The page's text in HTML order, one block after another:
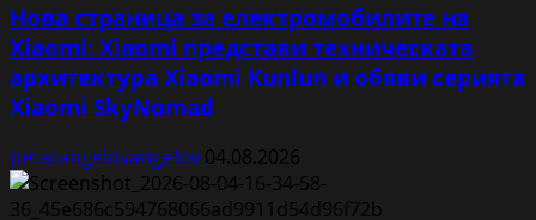
Нова страница за електромобилите на
Xiaomi: Xiaomi представи техническата
архитектура Xiaomi Kunlun и обяви серията
Xiaomi SkyNomad
petarangelovangelov 04.08.2026